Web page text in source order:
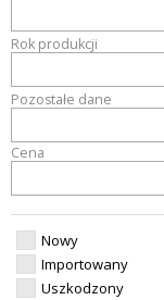
Rok produkcji
Pozostałe dane
Cena
Nowy
Importowany
Uszkodzony